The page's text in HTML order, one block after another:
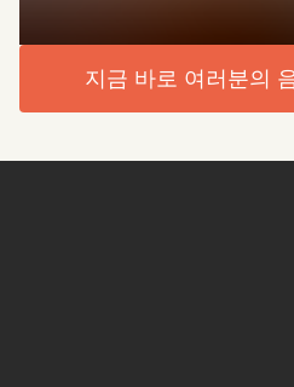
지금 바로 여러분의